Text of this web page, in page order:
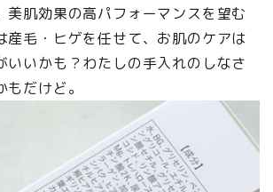
美肌効果の高パフォーマンスを望む
産毛・ヒゲを任せて、お肌のケアは
いいかも？わたしの手入れのしなさ
だけど。